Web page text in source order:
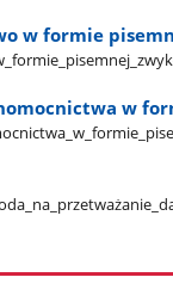
w formie
w